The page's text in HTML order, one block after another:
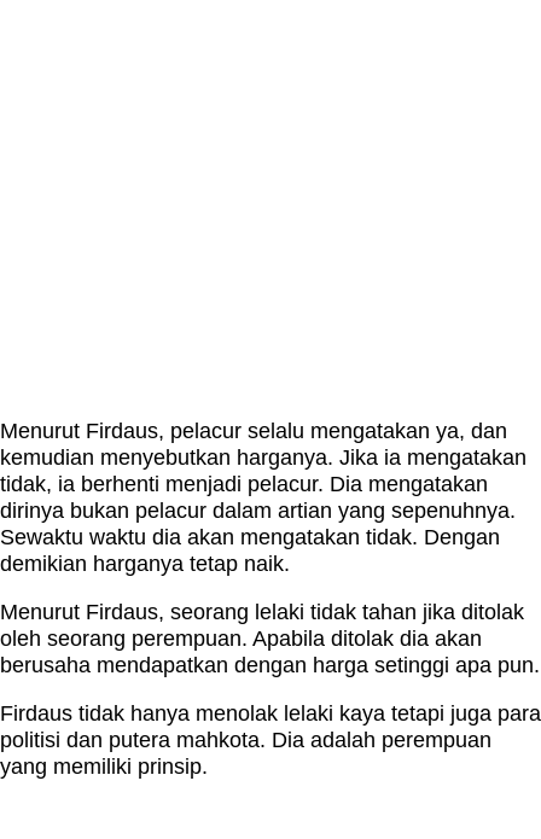
Menurut Firdaus, pelacur selalu mengatakan ya, dan
kemudian menyebutkan harganya. Jika ia mengatakan
tidak, ia berhenti menjadi pelacur. Dia mengatakan
dirinya bukan pelacur dalam artian yang sepenuhnya.
Sewaktu waktu dia akan mengatakan tidak. Dengan
demikian harganya tetap naik.
Menurut Firdaus, seorang lelaki tidak tahan jika ditolak
oleh seorang perempuan. Apabila ditolak dia akan
berusaha mendapatkan dengan harga setinggi apa pun.
Firdaus tidak hanya menolak lelaki kaya tetapi juga para
politisi dan putera mahkota. Dia adalah perempuan
yang memiliki prinsip.